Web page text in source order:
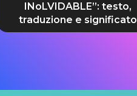
INoLVIDABLE”: testo,
traduzione e significato